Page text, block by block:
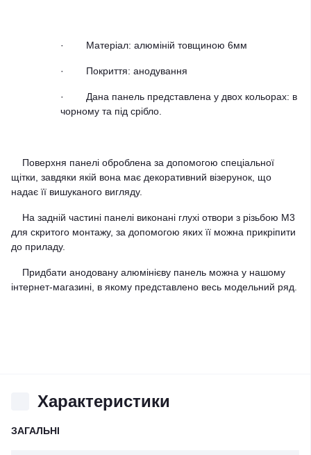
· Матеріал: алюміній товщиною 6мм
· Покриття: анодування
·
Дана панель представлена у двох кольорах: в
чорному та під срібло.
Поверхня панелі оброблена за допомогою спеціальної
щітки, завдяки якій вона має декоративний візерунок, що
надає її вишуканого вигляду.
На задній частині панелі виконані глухі отвори з різьбою М3
для скритого монтажу, за допомогою яких її можна прикріпити
до приладу.
Придбати анодовану алюмінієву панель можна у нашому
інтернет-магазині, в якому представлено весь модельний ряд.
Характеристики
ЗАГАЛЬНІ